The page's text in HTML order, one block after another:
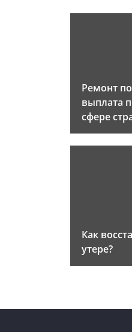
Ремонт
выплата
сфере
Как
утере?